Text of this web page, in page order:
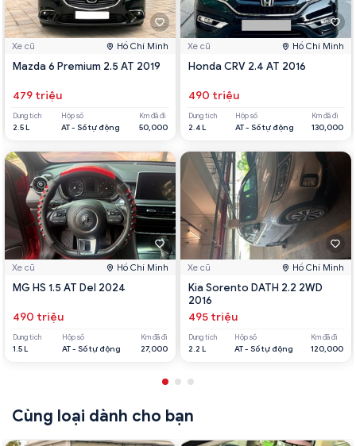
Xe cũ Hồ Chí Minh
Mazda 6 Premium 2.5 AT 2019
479 triệu
Dung tích
2.5 L
Hộp số
AT - Số tự động
Km đã đi
50,000
Xe cũ Hồ Chí Minh
MG HS 1.5 AT Del 2024
490 triệu
Dung tích
1.5 L
Hộp số
AT - Số tự động
Km đã đi
27,000
Xe cũ Hồ Chí Minh
Honda CRV 2.4 AT 2016
490 triệu
Dung tích
2.4 L
Hộp số
AT - Số tự động
Km đã đi
130,000
Xe cũ Hồ Chí Minh
Kia Sorento DATH 2.2 2WD
2016
495 triệu
Dung tích
2.2 L
Hộp số
AT - Số tự động
Km đã đi
120,000
Cùng loại dành cho bạn